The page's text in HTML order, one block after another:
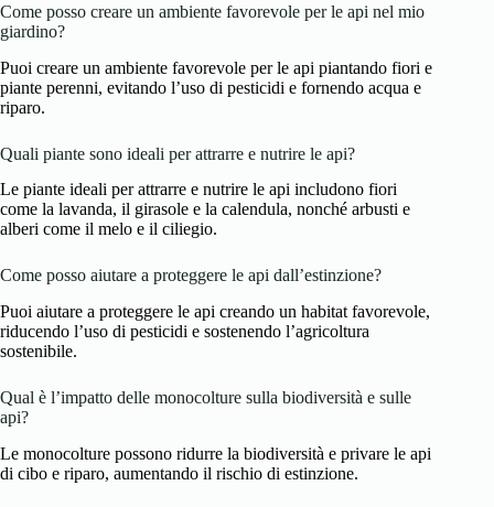
Come posso creare un ambiente favorevole per le api nel mio
giardino?
Puoi creare un ambiente favorevole per le api piantando fiori e
piante perenni, evitando l’uso di pesticidi e fornendo acqua e
riparo.
Quali piante sono ideali per attrarre e nutrire le api?
Le piante ideali per attrarre e nutrire le api includono fiori
come la lavanda, il girasole e la calendula, nonché arbusti e
alberi come il melo e il ciliegio.
Come posso aiutare a proteggere le api dall’estinzione?
Puoi aiutare a proteggere le api creando un habitat favorevole,
riducendo l’uso di pesticidi e sostenendo l’agricoltura
sostenibile.
Qual è l’impatto delle monocolture sulla biodiversità e sulle
api?
Le monocolture possono ridurre la biodiversità e privare le api
di cibo e riparo, aumentando il rischio di estinzione.